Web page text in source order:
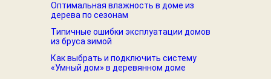
Оптимальная влажность в доме из
дерева по сезонам
Типичные ошибки эксплуатации домов
из бруса зимой
Как выбрать и подключить систему
«Умный дом» в деревянном доме